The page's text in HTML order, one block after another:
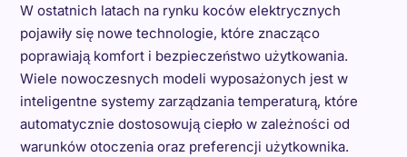
W ostatnich latach na rynku koców elektrycznych
pojawiły się nowe technologie, które znacząco
poprawiają komfort i bezpieczeństwo użytkowania.
Wiele nowoczesnych modeli wyposażonych jest w
inteligentne systemy zarządzania temperaturą, które
automatycznie dostosowują ciepło w zależności od
warunków otoczenia oraz preferencji użytkownika.